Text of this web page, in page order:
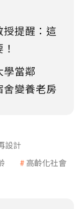
提醒：這
學當鄰
舍變養老房
設計
高齡化社會